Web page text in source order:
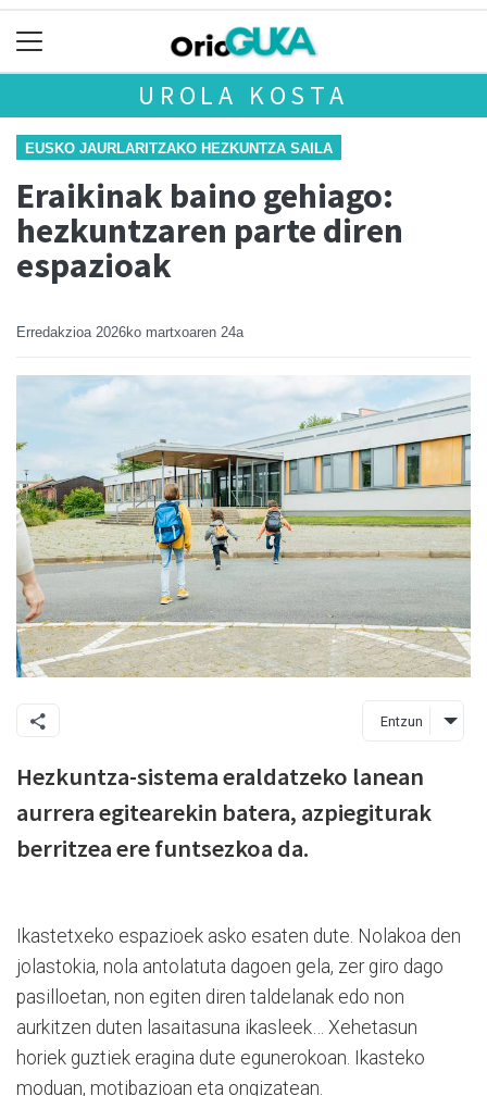
UROLA KOSTA
EUSKO JAURLARITZAKO HEZKUNTZA SAILA
Eraikinak baino gehiago:
hezkuntzaren parte diren
espazioak
Erredakzioa 2026ko martxoaren 24a
Entzun
Hezkuntza-sistema eraldatzeko lanean
aurrera egitearekin batera, azpiegiturak
berritzea ere funtsezkoa da.
Ikastetxeko espazioek asko esaten dute. Nolakoa den
jolastokia, nola antolatuta dagoen gela, zer giro dago
pasilloetan, non egiten diren taldelanak edo non
aurkitzen duten lasaitasuna ikasleek… Xehetasun
horiek guztiek eragina dute egunerokoan. Ikasteko
moduan, motibazioan eta ongizatean.